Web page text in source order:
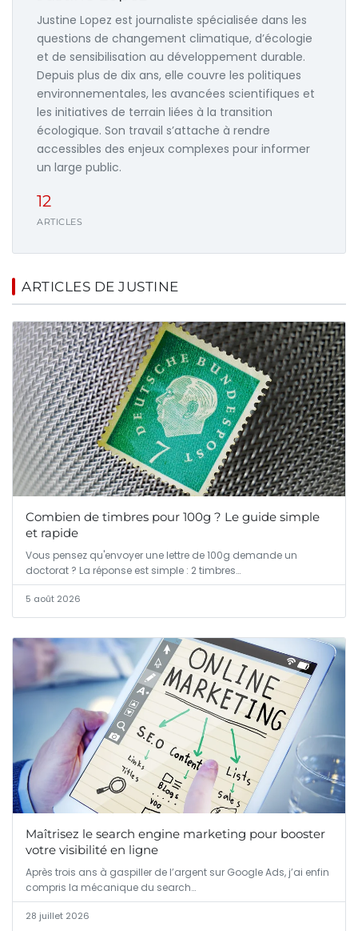
Justine Lopez est journaliste spécialisée dans les
questions de changement climatique, d’écologie
et de sensibilisation au développement durable.
Depuis plus de dix ans, elle couvre les politiques
environnementales, les avancées scientifiques et
les initiatives de terrain liées à la transition
écologique. Son travail s’attache à rendre
accessibles des enjeux complexes pour informer
un large public.
12
ARTICLES
ARTICLES DE JUSTINE
Combien de timbres pour 100g ? Le guide simple
et rapide
Vous pensez qu'envoyer une lettre de 100g demande un
doctorat ? La réponse est simple : 2 timbres…
5 août 2026
Maîtrisez le search engine marketing pour booster
votre visibilité en ligne
Après trois ans à gaspiller de l’argent sur Google Ads, j’ai enfin
compris la mécanique du search…
28 juillet 2026